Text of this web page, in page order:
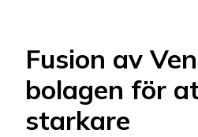
Fusion av
bolagen för
starkare